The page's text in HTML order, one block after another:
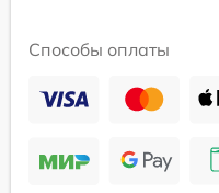
Способы оплаты